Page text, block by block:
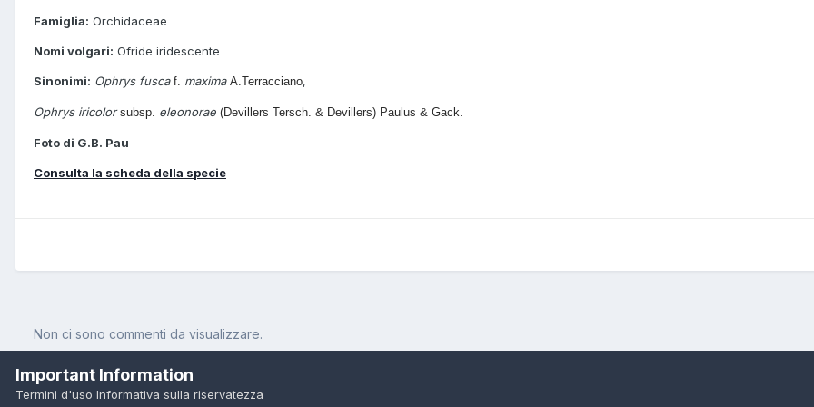
Famiglia: Orchidaceae
Nomi volgari: Ofride iridescente
Sinonimi: Ophrys fuscaf. maxima A.Terracciano,
Ophrys iricolorsubsp. eleonorae (Devillers Tersch. & Devillers) Paulus & Gack.
Foto di G.B. Pau
Consulta la scheda della specie
Non ci sono commenti da visualizzare.
Pagina Iniziale Orchidee Ophrys iricolor subsp. maxima (A. Terracc.) Paulus & Gack
Important Information
Termini d'uso Informativa sulla riservatezza